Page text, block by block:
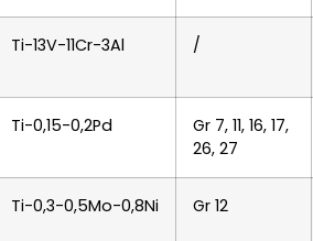
Ti-13V-11Cr-3Al /
Ti-0,15-0,2Pd
Gr 7, 11, 16, 17,
26, 27
Ti-0,3-0,5Mo-0,8Ni Gr 12